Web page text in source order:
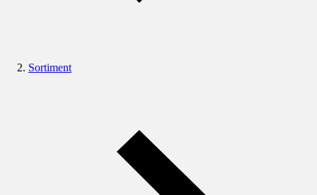
Sortiment